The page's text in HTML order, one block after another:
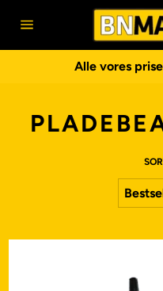
Sidenavigering
Alle vores